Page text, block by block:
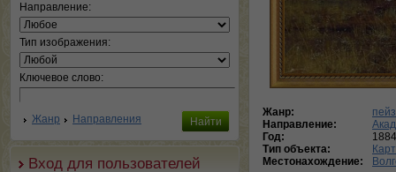
Направление:
Тип изображения:
Ключевое слово:
Жанр Направления
Вход для пользователей
Жанр:
Направление:
Год:
1884
Тип объекта:
Местонахождение: